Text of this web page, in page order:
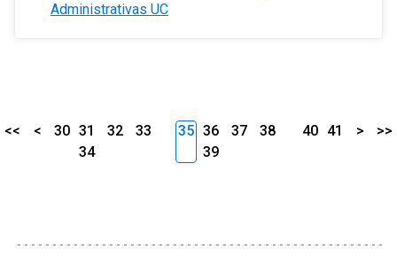
Administrativas UC
<< < 30 31 32
33
34
35 36 37
38
39
40 41 > >>